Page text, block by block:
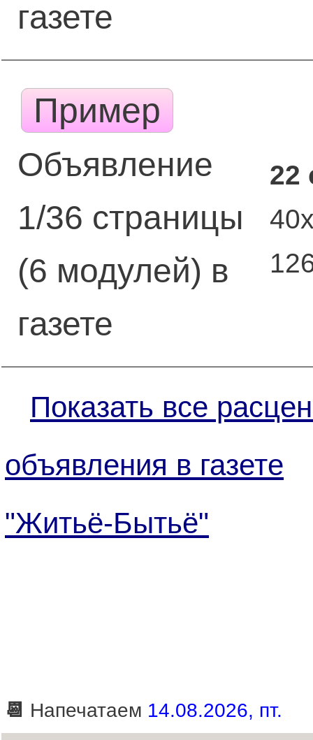
газете
Пример
Объявление
1/36 страницы
(6 модулей) в
газете
22
Показать все
объявления в газете
"Житьё-Бытьё"
📆 Напечатаем 14.08.2026, пт.